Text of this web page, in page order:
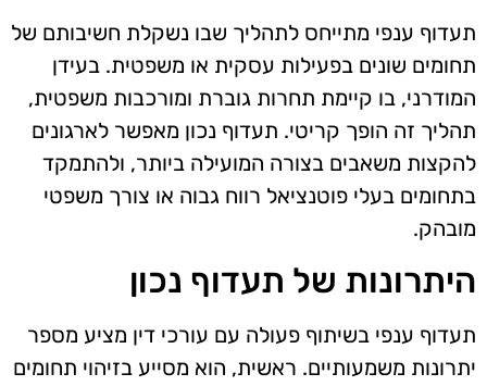
תעדוף ענפי מתייחס לתהליך שבו נשקלת חשיבותם של
תחומים שונים בפעילות עסקית או משפטית. בעידן
המודרני, בו קיימת תחרות גוברת ומורכבות משפטית,
תהליך זה הופך קריטי. תעדוף נכון מאפשר לארגונים
להקצות משאבים בצורה המועילה ביותר, ולהתמקד
בתחומים בעלי פוטנציאל רווח גבוה או צורך משפטי
מובהק.
היתרונות של תעדוף נכון
תעדוף ענפי בשיתוף פעולה עם עורכי דין מציע מספר
יתרונות משמעותיים. ראשית, הוא מסייע בזיהוי תחומים